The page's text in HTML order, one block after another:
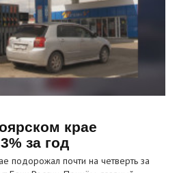
крае
за год
подорожал почти на четверть за